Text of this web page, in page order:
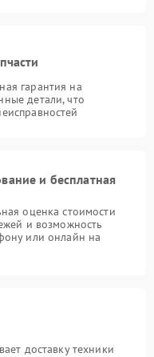
гарантия на
детали, что
и бесплатная
оценка стоимости
и возможность
или онлайн на
доставку техники